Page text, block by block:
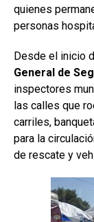
quienes
personas
Desde el inicio
General de
inspectores
las calles que
carriles,
para la
de rescate y